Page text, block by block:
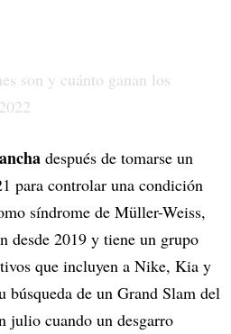
después de tomarse un
para controlar una condición
síndrome de Müller-Weiss,
desde 2019 y tiene un grupo
que incluyen a Nike, Kia y
de un Grand Slam del
julio cuando un desgarro